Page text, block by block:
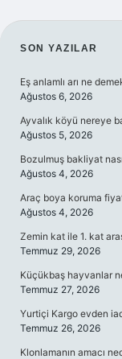
SON YAZILAR
Eş anlamlı arı ne
Ağustos 6, 2026
Ayvalık köyü nereye
Ağustos 5, 2026
Bozulmuş bakliyat
Ağustos 4, 2026
Araç boya koruma
Ağustos 4, 2026
Zemin kat ile 1. kat
Temmuz 29, 2026
Küçükbaş hayvanlar
Temmuz 27, 2026
Yurtiçi Kargo evden
Temmuz 26, 2026
Klonlamanın amacı